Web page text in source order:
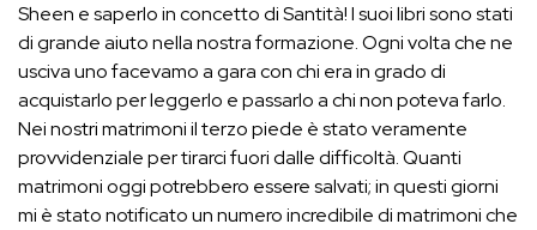
Sheen e saperlo in concetto di Santità! I suoi libri sono stati
di grande aiuto nella nostra formazione. Ogni volta che ne
usciva uno facevamo a gara con chi era in grado di
acquistarlo per leggerlo e passarlo a chi non poteva farlo.
Nei nostri matrimoni il terzo piede è stato veramente
provvidenziale per tirarci fuori dalle difficoltà. Quanti
matrimoni oggi potrebbero essere salvati; in questi giorni
mi è stato notificato un numero incredibile di matrimoni che